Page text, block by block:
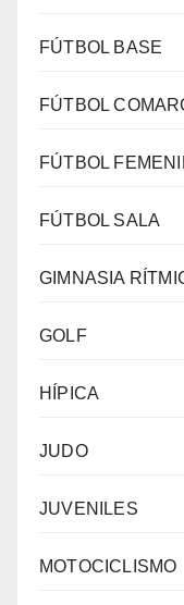
FÚTBOL BASE
FÚTBOL
FÚTBOL
FÚTBOL SALA
GIMNASIA
GOLF
HÍPICA
JUDO
JUVENILES
MOTOCICLISMO